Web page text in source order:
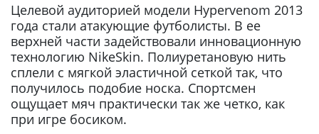
Целевой аудиторией модели Hypervenom 2013
года стали атакующие футболисты. В ее
верхней части задействовали инновационную
технологию NikeSkin. Полиуретановую нить
сплели с мягкой эластичной сеткой так, что
получилось подобие носка. Спортсмен
ощущает мяч практически так же четко, как
при игре босиком.